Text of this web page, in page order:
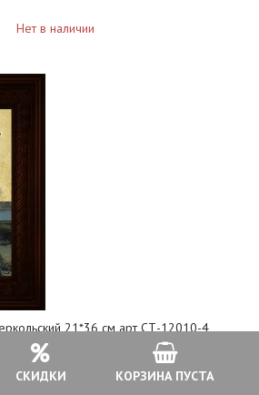
СКИДКИ КОРЗИНА ПУСТА
Нет в наличии
21*36 см арт СТ-12010-4